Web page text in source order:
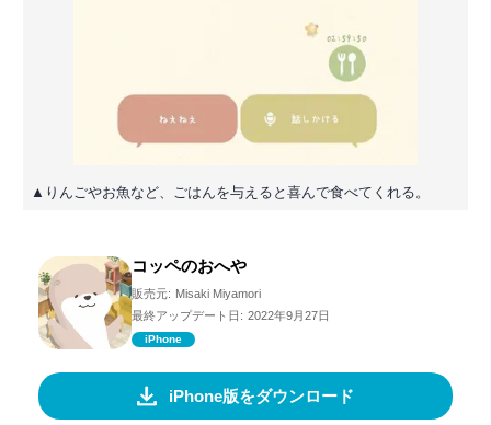
▲りんごやお魚など、ごはんを与えると喜んで食べてくれる。
コッペのおへや
販売元: Misaki Miyamori
最終アップデート日: 2022年9月27日
iPhone
iPhone版をダウンロード